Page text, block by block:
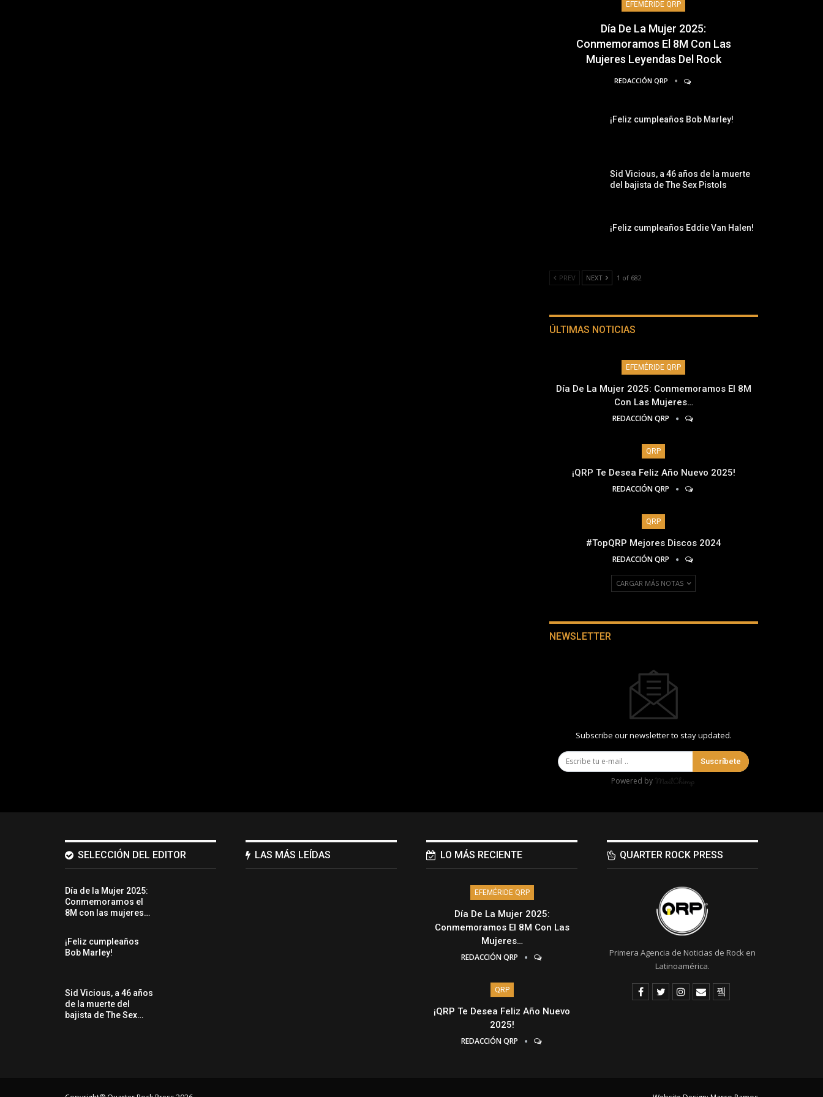
EFEMÉRIDE QRP
Día De La Mujer 2025:
Conmemoramos El 8M Con Las
Mujeres Leyendas Del Rock
REDACCIÓN QRP
¡Feliz cumpleaños Bob Marley!
Sid Vicious, a 46 años de la muerte
del bajista de The Sex Pistols
¡Feliz cumpleaños Eddie Van Halen!
PREV NEXT 1 of 682
ÚLTIMAS NOTICIAS
EFEMÉRIDE QRP
Día De La Mujer 2025: Conmemoramos El 8M
Con Las Mujeres…
REDACCIÓN QRP
QRP
¡QRP Te Desea Feliz Año Nuevo 2025!
REDACCIÓN QRP
QRP
#TopQRP Mejores Discos 2024
REDACCIÓN QRP
CARGAR MÁS NOTAS
NEWSLETTER
Subscribe our newsletter to stay updated.
Suscríbete
Powered by
SELECCIÓN DEL EDITOR
Día de la Mujer 2025:
Conmemoramos el
8M con las mujeres…
¡Feliz cumpleaños
Bob Marley!
Sid Vicious, a 46 años
de la muerte del
bajista de The Sex…
LAS MÁS LEÍDAS LO MÁS RECIENTE
EFEMÉRIDE QRP
Día De La Mujer 2025:
Conmemoramos El 8M Con Las
Mujeres…
REDACCIÓN QRP
QRP
¡QRP Te Desea Feliz Año Nuevo
2025!
REDACCIÓN QRP
QUARTER ROCK PRESS
Primera Agencia de Noticias de Rock en
Latinoamérica.